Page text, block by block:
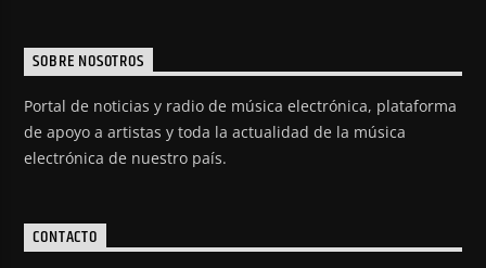
SOBRE NOSOTROS
Portal de noticias y radio de música electrónica, plataforma
de apoyo a artistas y toda la actualidad de la música
electrónica de nuestro país.
CONTACTO